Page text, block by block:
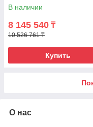
В наличии
8 145 540 ₸
10 526 761 ₸
Купить
О нас